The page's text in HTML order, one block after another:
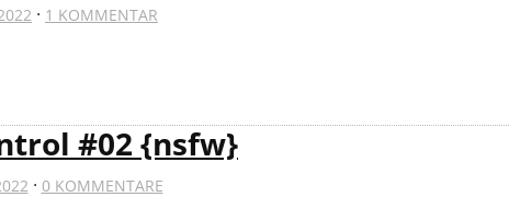
· 1 KOMMENTAR
#02 {nsfw}
· 0 KOMMENTARE